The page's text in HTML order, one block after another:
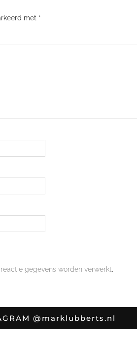
met *
reactie gegevens worden verwerkt.
@marklubberts.nl